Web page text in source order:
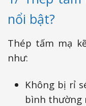
nổi bật?
Thép tấm mạ
như:
Không bị rỉ
bình thường